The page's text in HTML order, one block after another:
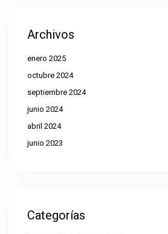
Archivos
enero 2025
octubre 2024
septiembre 2024
junio 2024
abril 2024
junio 2023
Categorías